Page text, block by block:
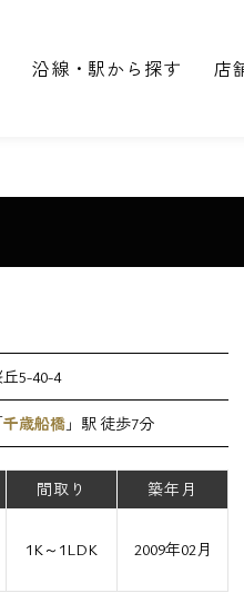
沿線・駅から探す 店
5-40-4
千歳船橋 」駅 徒歩7分
間取り
築年月
1K～1LDK 2009年02月